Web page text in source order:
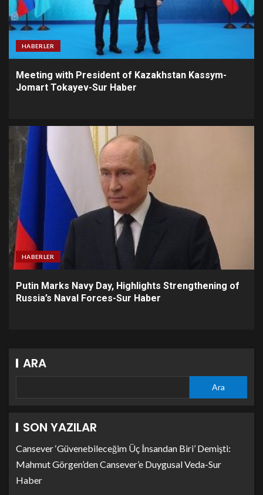
HABERLER
Meeting with President of Kazakhstan Kassym-
Jomart Tokayev-Sur Haber
HABERLER
Putin Marks Navy Day, Highlights Strengthening of
Russia’s Naval Forces-Sur Haber
ARA
Ara
SON YAZILAR
Cansever ‘Güvenebileceğim Üç İnsandan Biri’ Demişti:
Mahmut Görgen’den Cansever’e Duygusal Veda-Sur
Haber